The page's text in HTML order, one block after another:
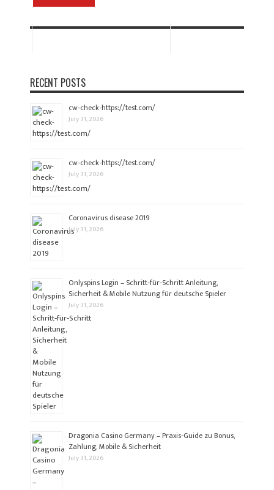
RECENT POSTS
cw-check-https://test.com/
July 31, 2026
cw-check-https://test.com/
July 31, 2026
Coronavirus disease 2019
July 31, 2026
Onlyspins Login – Schritt‑für‑Schritt Anleitung,
Sicherheit & Mobile Nutzung für deutsche Spieler
July 31, 2026
Dragonia Casino Germany – Praxis‑Guide zu Bonus,
Zahlung, Mobile & Sicherheit
July 31, 2026